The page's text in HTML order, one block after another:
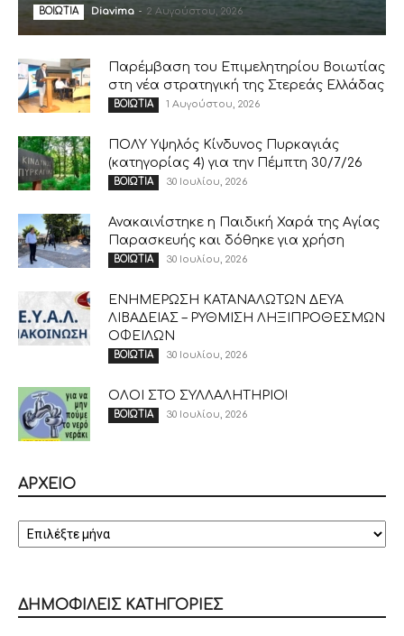
ΒΟΙΩΤΙΑ Diavima - 2 Αυγούστου, 2026
Παρέμβαση του Επιμελητηρίου Βοιωτίας
στη νέα στρατηγική της Στερεάς Ελλάδας
ΒΟΙΩΤΙΑ 1 Αυγούστου, 2026
ΠΟΛΥ Υψηλός Κίνδυνος Πυρκαγιάς
(κατηγορίας 4) για την Πέμπτη 30/7/26
ΒΟΙΩΤΙΑ 30 Ιουλίου, 2026
Ανακαινίστηκε η Παιδική Χαρά της Αγίας
Παρασκευής και δόθηκε για χρήση
ΒΟΙΩΤΙΑ 30 Ιουλίου, 2026
ΕΝΗΜΕΡΩΣΗ ΚΑΤΑΝΑΛΩΤΩΝ ΔΕΥΑ
ΛΙΒΑΔΕΙΑΣ – ΡΥΘΜΙΣΗ ΛΗΞΙΠΡΟΘΕΣΜΩΝ
ΟΦΕΙΛΩΝ
ΒΟΙΩΤΙΑ 30 Ιουλίου, 2026
ΟΛΟΙ ΣΤΟ ΣΥΛΛΑΛΗΤΗΡΙΟ!
ΒΟΙΩΤΙΑ 30 Ιουλίου, 2026
ΑΡΧΕΙΟ
ΑΡΧΕΙΟ
ΔΗΜΟΦΙΛΕΙΣ ΚΑΤΗΓΟΡΙΕΣ